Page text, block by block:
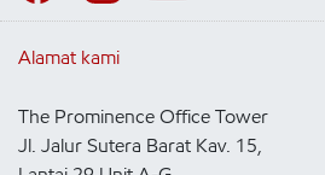
Alamat kami
The Prominence Office Tower
Jl. Jalur Sutera Barat Kav. 15,